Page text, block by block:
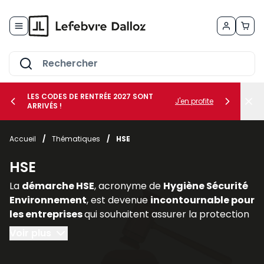
le sous-menu Vos métiers
le sous-menu Vos besoins
LES CODES DE RENTRÉE 2027 SONT
ARRIVÉS !
J'en profite
Accueil / Thématiques / HSE
HSE
La démarche HSE, acronyme de Hygiène Sécurité
Environnement, est devenue incontournable pour
les entreprisesqui souhaitent assurer la protection
de leurs salariés, limiter les risques professionnels et
intégrer les enjeux environnementaux dans leur